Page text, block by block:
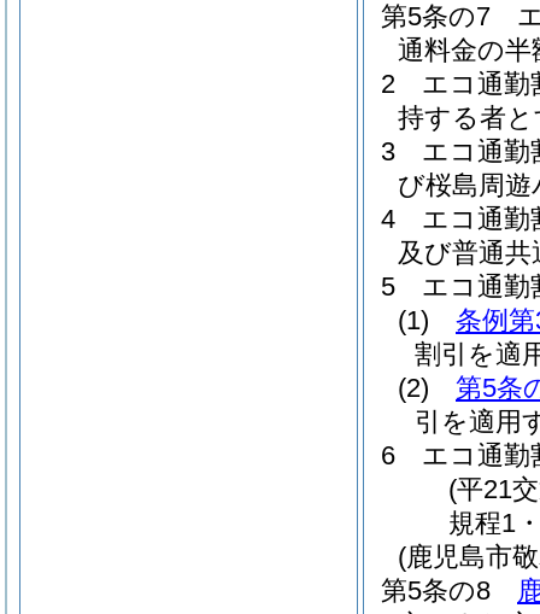
第5条の7
通料金の
2
エコ通勤
持する者
3
エコ通勤
び桜島周
4
エコ通勤
及び普通
5
エコ通勤
(1)
条例
割引を適
(2)
第5条
引を適用
6
エコ通勤
(平21
規程1
(鹿児島市
第5条の8